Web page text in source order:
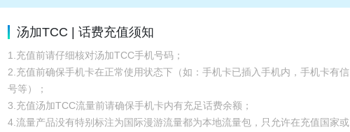
汤加TCC | 话费充值须知
1.充值前请仔细核对汤加TCC手机号码；
2.充值前确保手机卡在正常使用状态下（如：手机卡已插入手机内，手机卡有信
号等）；
3.充值汤加TCC流量前请确保手机卡内有充足话费余额；
4.流量产品没有特别标注为国际漫游流量都为本地流量包，只允许在充值国家或